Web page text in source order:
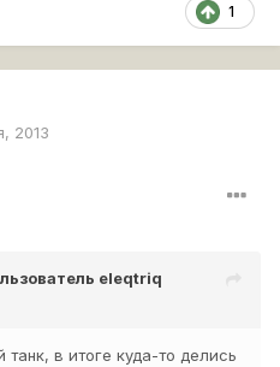
1
2013
eleqtriq
в итоге куда-то делись